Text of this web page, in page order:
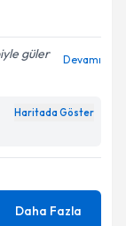
güler
Devamı
Haritada Göster
Daha Fazla